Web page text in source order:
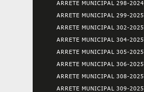
ARRETE MUNICIPAL 298-2024
ARRETE MUNICIPAL 299-2025
ARRETE MUNICIPAL 302-2025
ARRETE MUNICIPAL 304-2025
ARRETE MUNICIPAL 305-2025
ARRETE MUNICIPAL 306-2025
ARRETE MUNICIPAL 308-2025
ARRETE MUNICIPAL 309-2025